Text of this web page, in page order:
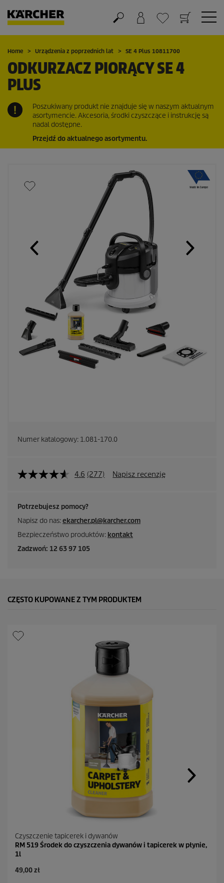
Koszyk
Lista życzeń
Home Urządzenia z poprzednich lat SE 4 Plus 10811700
ODKURZACZ PIORĄCY SE 4
PLUS
Poszukiwany produkt nie znajduje się w naszym aktualnym
asortymencie. Akcesoria, środki czyszczące i instrukcję są
nadal dostępne.
Przejdź do aktualnego asortymentu.
Numer katalogowy: 1.081-170.0
4.6 (277) Napisz recenzję
Potrzebujesz pomocy?
Napisz do nas:ekarcher.pl@karcher.com
Bezpieczeństwo produktów: kontakt
Zadzwoń: 12 63 97 105
CZĘSTO KUPOWANE Z TYM PRODUKTEM
Czyszczenie tapicerek i dywanów
RM 519 Środek do czyszczenia dywanów i tapicerek w płynie,
1l
A
49,00 zł